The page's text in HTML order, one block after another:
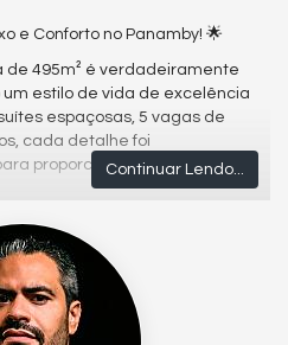
e Conforto no Panamby! 🌟
de 495m² é verdadeiramente
estilo de vida de excelência
espaçosas, 5 vagas de
cada detalhe foi
proporcionar o máximo de
sala espaçosa, ideal para
um terraço integrado que
de tirar o fôlego em toda a
da privacidade e comodidade
com banheiro, além dos
Continuar Lendo...